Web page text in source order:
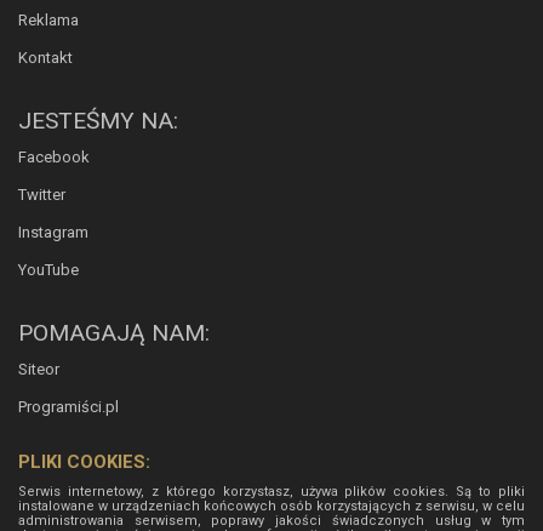
Reklama
Kontakt
JESTEŚMY NA:
Facebook
Twitter
Instagram
YouTube
POMAGAJĄ NAM:
Siteor
Programiści.pl
PLIKI COOKIES:
Serwis internetowy, z którego korzystasz, używa plików cookies. Są to pliki
instalowane w urządzeniach końcowych osób korzystających z serwisu, w celu
administrowania serwisem, poprawy jakości świadczonych usług w tym